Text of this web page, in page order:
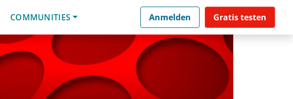
COMMUNITIES Anmelden Gratis testen